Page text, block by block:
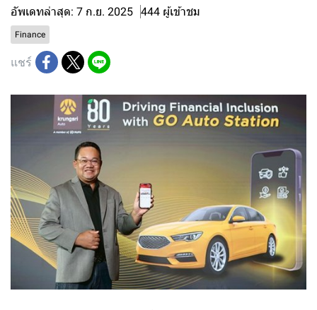
อัพเดทล่าสุด: 7 ก.ย. 2025 444 ผู้เข้าชม
Finance
แชร์